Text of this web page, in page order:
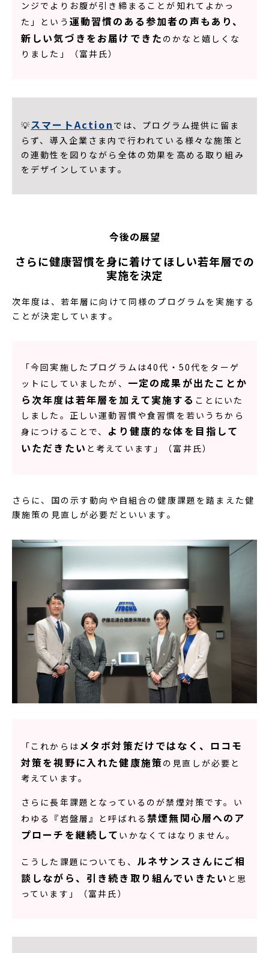
ンジでよりお腹が引き締まることが知れてよかっ
た」という 運動習慣のある参加者の声もあり、
新しい気づきをお届けできた のかなと嬉しくな
りました」（富井氏）
💡スマートAction では、プログラム提供に留ま
らず、導入企業さま内で行われている様々な施策と
の連動性を図りながら全体の効果を高める取り組み
をデザインしています。
今後の展望
さらに健康習慣を身に着けてほしい若年層での
実施を決定
次年度は、若年層に向けて同様のプログラムを実施する
ことが決定しています。
「今回実施したプログラムは40代・50代をターゲ
ットにしていましたが、 一定の成果が出たことか
ら次年度は若年層を加えて実施する ことにいた
しました。正しい運動習慣や食習慣を若いうちから
身につけることで、 より健康的な体を目指して
いただきたい と考えています」（富井氏）
さらに、国の示す動向や自組合の健康課題を踏まえた健
康施策の見直しが必要だといいます。
「これからはメタボ対策だけではなく、ロコモ
対策を視野に入れた健康施策の見直しが必要と
考えています。
さらに長年課題となっているのが禁煙対策です。い
わゆる『岩盤層』と呼ばれる禁煙無関心層へのア
プローチを継続して いかなくてはなりません。
こうした課題についても、 ルネサンスさんにご相
談しながら、引き続き取り組んでいきたい と思
っています」（富井氏）